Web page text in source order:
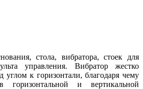
стола, вибратора, стоек для
управления. Вибратор жестко
углом к горизонтали, благодаря чему
горизонтальной и вертикальной